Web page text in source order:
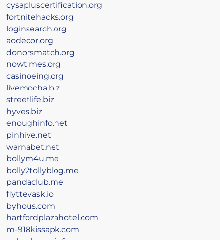
cysapluscertification.org
fortnitehacks.org
loginsearch.org
aodecor.org
donorsmatch.org
nowtimes.org
casinoeing.org
livemocha.biz
streetlife.biz
hyves.biz
enoughinfo.net
pinhive.net
warnabet.net
bollym4u.me
bolly2tollyblog.me
pandaclub.me
flyttevask.io
byhous.com
hartfordplazahotel.com
m-918kissapk.com